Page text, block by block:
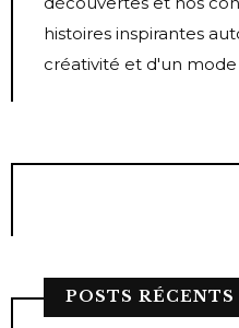
histoires inspirantes
créativité et d'un
POSTS RÉCENTS